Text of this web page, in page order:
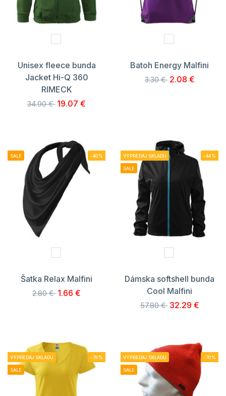
Unisex fleece bunda
Jacket Hi-Q 360
RIMECK
34.90 € 19.07 €
Batoh Energy Malfini
3.30 € 2.08 €
SALE -40%
Šatka Relax Malfini
2.80 € 1.66 €
VÝPREDAJ SKLADU
SALE
-44%
Dámska softshell bunda
Cool Malfini
57.80 € 32.29 €
VÝPREDAJ SKLADU
SALE
-78% VÝPREDAJ SKLADU
SALE
-70%